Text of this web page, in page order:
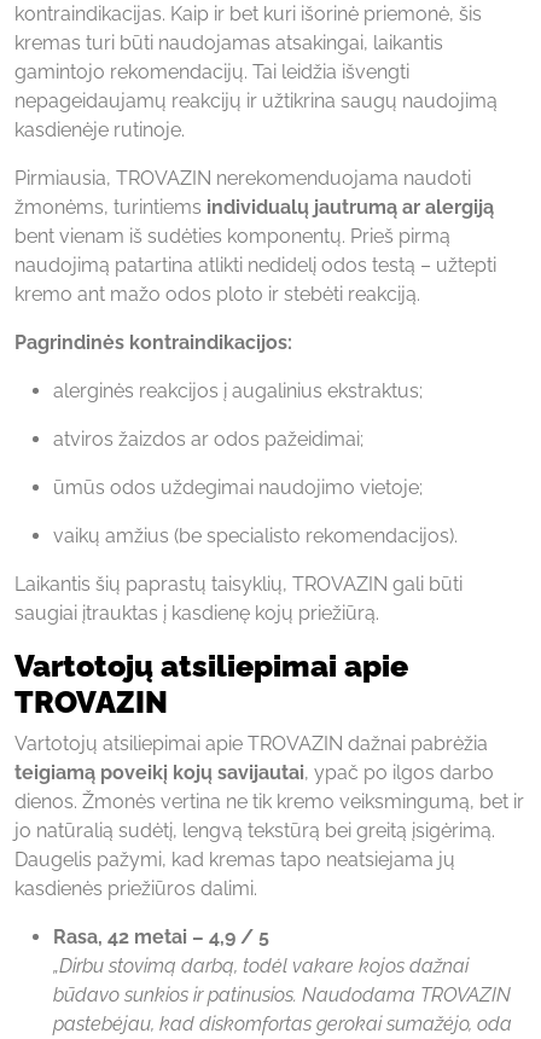
kontraindikacijas. Kaip ir bet kuri išorinė priemonė, šis
kremas turi būti naudojamas atsakingai, laikantis
gamintojo rekomendacijų. Tai leidžia išvengti
nepageidaujamų reakcijų ir užtikrina saugų naudojimą
kasdienėje rutinoje.
Pirmiausia, TROVAZIN nerekomenduojama naudoti
žmonėms, turintiems individualų jautrumą ar alergiją
bent vienam iš sudėties komponentų. Prieš pirmą
naudojimą patartina atlikti nedidelį odos testą – užtepti
kremo ant mažo odos ploto ir stebėti reakciją.
Pagrindinės kontraindikacijos:
alerginės reakcijos į augalinius ekstraktus;
atviros žaizdos ar odos pažeidimai;
ūmūs odos uždegimai naudojimo vietoje;
vaikų amžius (be specialisto rekomendacijos).
Laikantis šių paprastų taisyklių, TROVAZIN gali būti
saugiai įtrauktas į kasdienę kojų priežiūrą.
Vartotojų atsiliepimai apie
TROVAZIN
Vartotojų atsiliepimai apie TROVAZIN dažnai pabrėžia
teigiamą poveikį kojų savijautai, ypač po ilgos darbo
dienos. Žmonės vertina ne tik kremo veiksmingumą, bet ir
jo natūralią sudėtį, lengvą tekstūrą bei greitą įsigėrimą.
Daugelis pažymi, kad kremas tapo neatsiejama jų
kasdienės priežiūros dalimi.
Rasa, 42 metai – 4,9 / 5
„Dirbu stovimą darbą, todėl vakare kojos dažnai
būdavo sunkios ir patinusios. Naudodama TROVAZIN
pastebėjau, kad diskomfortas gerokai sumažėjo, oda